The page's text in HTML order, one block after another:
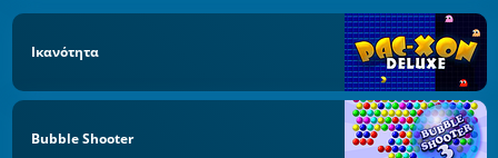
Ικανότητα
Bubble Shooter